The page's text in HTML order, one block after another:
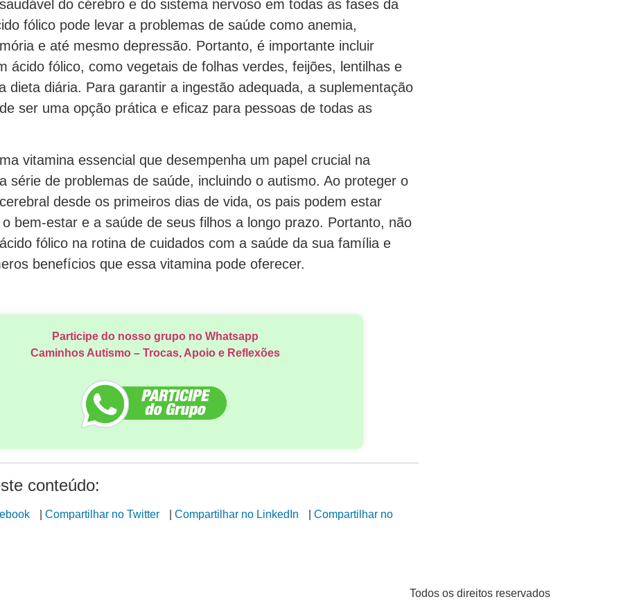
do cérebro e do sistema nervoso em todas as fases da
fólico pode levar a problemas de saúde como anemia,
e até mesmo depressão. Portanto, é importante incluir
ácido fólico, como vegetais de folhas verdes, feijões, lentilhas e
dieta diária. Para garantir a ingestão adequada, a suplementação
ser uma opção prática e eficaz para pessoas de todas as
vitamina essencial que desempenha um papel crucial na
série de problemas de saúde, incluindo o autismo. Ao proteger o
desde os primeiros dias de vida, os pais podem estar
bem-estar e a saúde de seus filhos a longo prazo. Portanto, não
fólico na rotina de cuidados com a saúde da sua família e
benefícios que essa vitamina pode oferecer.
Participe do nosso grupo no Whatsapp
Caminhos Autismo – Trocas, Apoio e Reflexões
conteúdo:
Compartilhar no Twitter Compartilhar no LinkedIn
Compartilhar no
Todos os direitos reservados